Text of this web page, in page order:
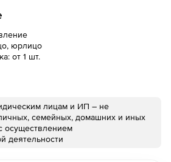
юрлицо
от 1 шт.
лицам и ИП – не
семейных, домашних и иных
осуществлением
деятельности